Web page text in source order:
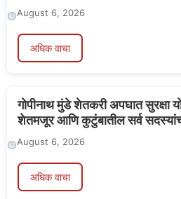
August 6, 2026
अधिक वाचा
गोपीनाथ मुंडे शेतकरी अपघात सुरक्षा
शेतमजूर आणि कुटुंबातील सर्व
August 6, 2026
अधिक वाचा